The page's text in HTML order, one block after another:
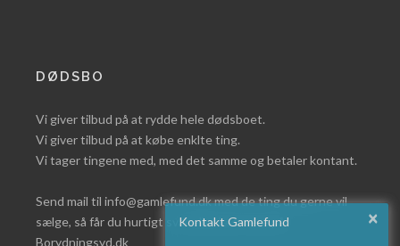
DØDSBO
Vi giver tilbud på at rydde hele dødsboet.
Vi giver tilbud på at købe enklte ting.
Vi tager tingene med, med det samme og betaler kontant.
Send mail til info@gamlefund.dk med de ting du gerne vil
sælge, så får du hurtigt svar eller læs mere på
Borydningsyd.dk
×
Kontakt Gamlefund